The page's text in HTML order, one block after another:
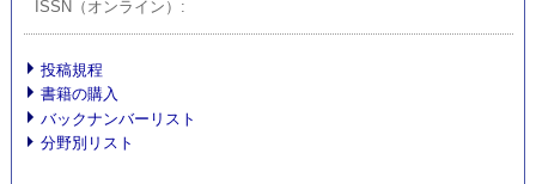
ISSN（オンライン）
投稿規程
書籍の購入
バックナンバーリスト
分野別リスト